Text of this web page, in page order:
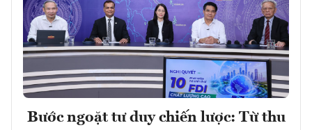
Bước ngoặt tư duy chiến lược: Từ thu